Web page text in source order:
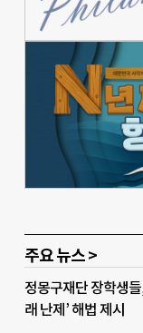
주요 뉴스 >
정몽구재단 장학생들
래 난제’ 해법 제시